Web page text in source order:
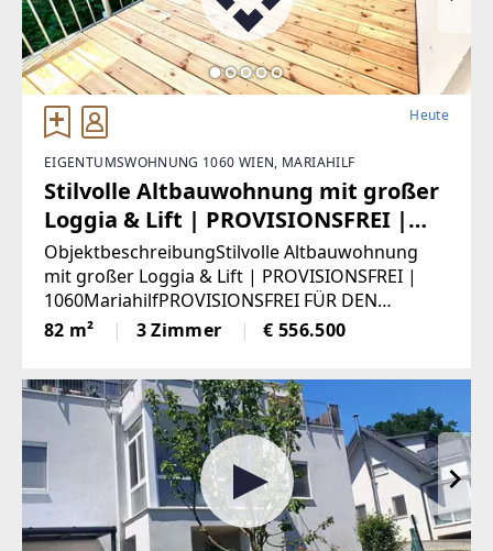
Heute
EIGENTUMSWOHNUNG 1060 WIEN, MARIAHILF
Stilvolle Altbauwohnung mit großer
Loggia & Lift | PROVISIONSFREI |
1060 Mariahilf (Provisionsfrei)
ObjektbeschreibungStilvolle Altbauwohnung
mit großer Loggia & Lift | PROVISIONSFREI |
1060MariahilfPROVISIONSFREI FÜR DEN
KÄUFERAltbaucharme, Großzügigkeit und
individuelle Gestaltungsmöglichkeiten in
82 m² 3 Zimmer € 556.500